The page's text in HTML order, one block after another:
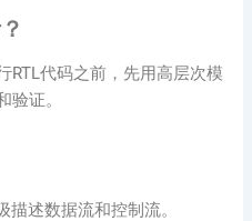
RTL代码之前，先用高层次模
验证。
述数据流和控制流。